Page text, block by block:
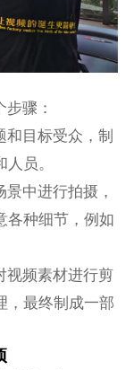
骤：
目标受众，制
员。
中进行拍摄，
各种细节，例如
视频素材进行剪
，最终制成一部